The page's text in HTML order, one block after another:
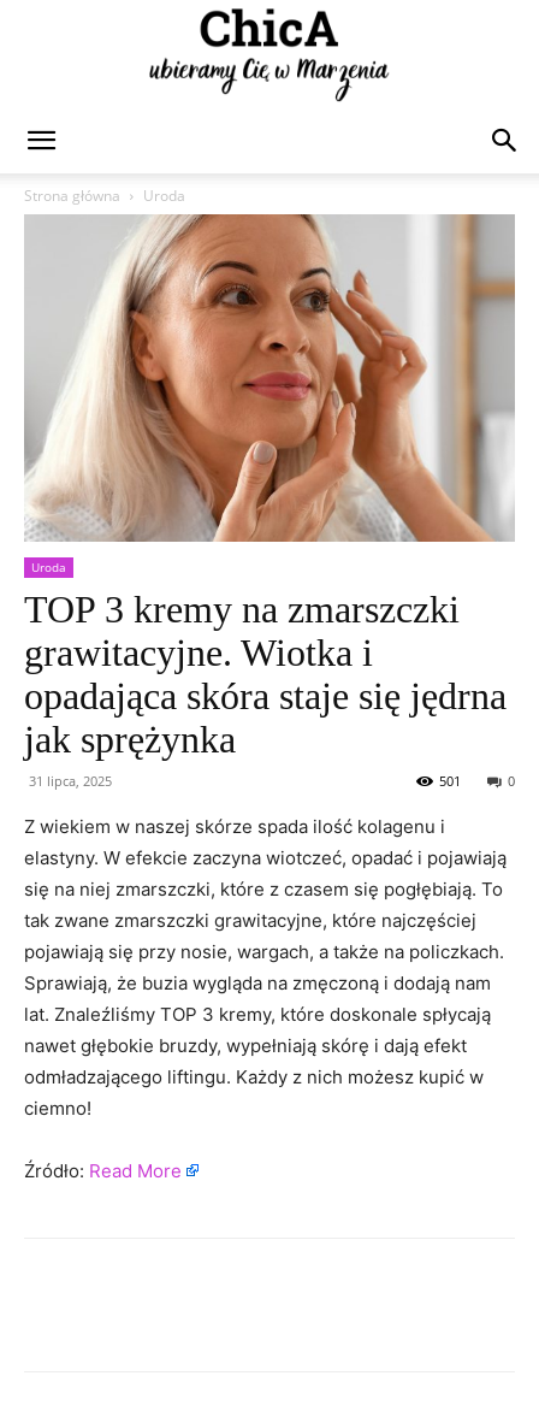
Strona główna
Uroda
Uroda
TOP 3 kremy na zmarszczki
grawitacyjne. Wiotka i
opadająca skóra staje się jędrna
jak sprężynka
31 lipca, 2025 0
501
Z wiekiem w naszej skórze spada ilość kolagenu i
elastyny. W efekcie zaczyna wiotczeć, opadać i pojawiają
się na niej zmarszczki, które z czasem się pogłębiają. To
tak zwane zmarszczki grawitacyjne, które najczęściej
pojawiają się przy nosie, wargach, a także na policzkach.
Sprawiają, że buzia wygląda na zmęczoną i dodają nam
lat. Znaleźliśmy TOP 3 kremy, które doskonale spłycają
nawet głębokie bruzdy, wypełniają skórę i dają efekt
odmładzającego liftingu. Każdy z nich możesz kupić w
ciemno!
Źródło: Read More